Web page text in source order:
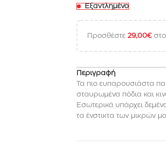
Εξαντλημένο
Προσθέστε 29,00€
Περιγραφή
Τα πιο ευπαρουσιάστα
σταυρωμένα πόδια και
Εσωτερικά υπάρχει
τα ένστικτα των μικρών